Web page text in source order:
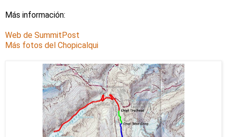
Más información:
Web de SummitPost
Más fotos del Chopicalqui